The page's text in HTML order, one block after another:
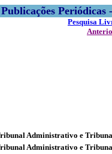
Publicações
Pesquisa
Administrativo e
Administrativo e